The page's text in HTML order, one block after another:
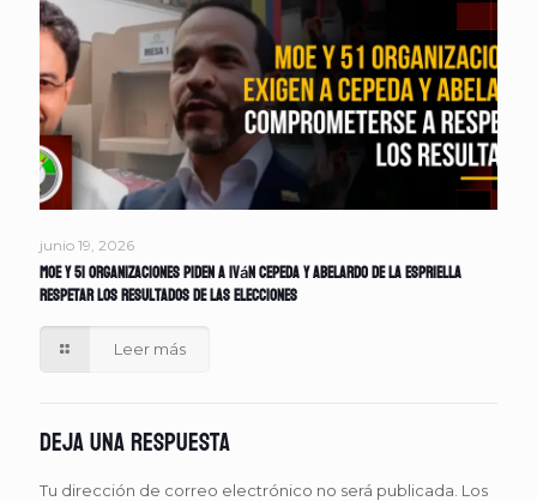
junio 19, 2026
MOE y 51 organizaciones piden a Iván Cepeda y Abelardo de la Espriella
respetar los resultados de las elecciones
Leer más
Deja una respuesta
Tu dirección de correo electrónico no será publicada. Los